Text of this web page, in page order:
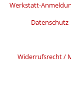
Werkstatt-
Datenschutz
Widerrufsrecht /